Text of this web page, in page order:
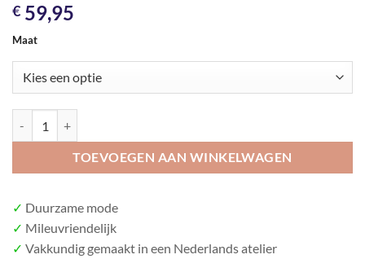
€ 59,95
Maat
TOEVOEGEN AAN WINKELWAGEN
✓ Duurzame mode
✓ Mileuvriendelijk
✓ Vakkundig gemaakt in een Nederlands atelier